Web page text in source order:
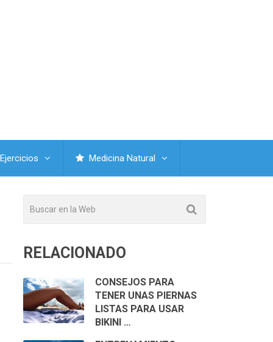
Ejercicios Medicina Natural
RELACIONADO
CONSEJOS PARA
TENER UNAS PIERNAS
LISTAS PARA USAR
BIKINI …